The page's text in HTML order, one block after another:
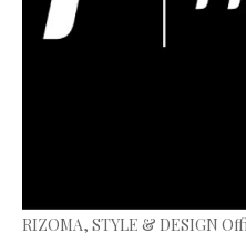
RIZOMA, STYLE & DESIGN